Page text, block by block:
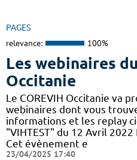
PAGES
relevance: 100%
Les webinaires
Occitanie
Le COREVIH Occitanie va
webinaires dont vous
informations et les replay
"VIHTEST" du 12 Avril
Cet évènement e
23/04/2025 17:40